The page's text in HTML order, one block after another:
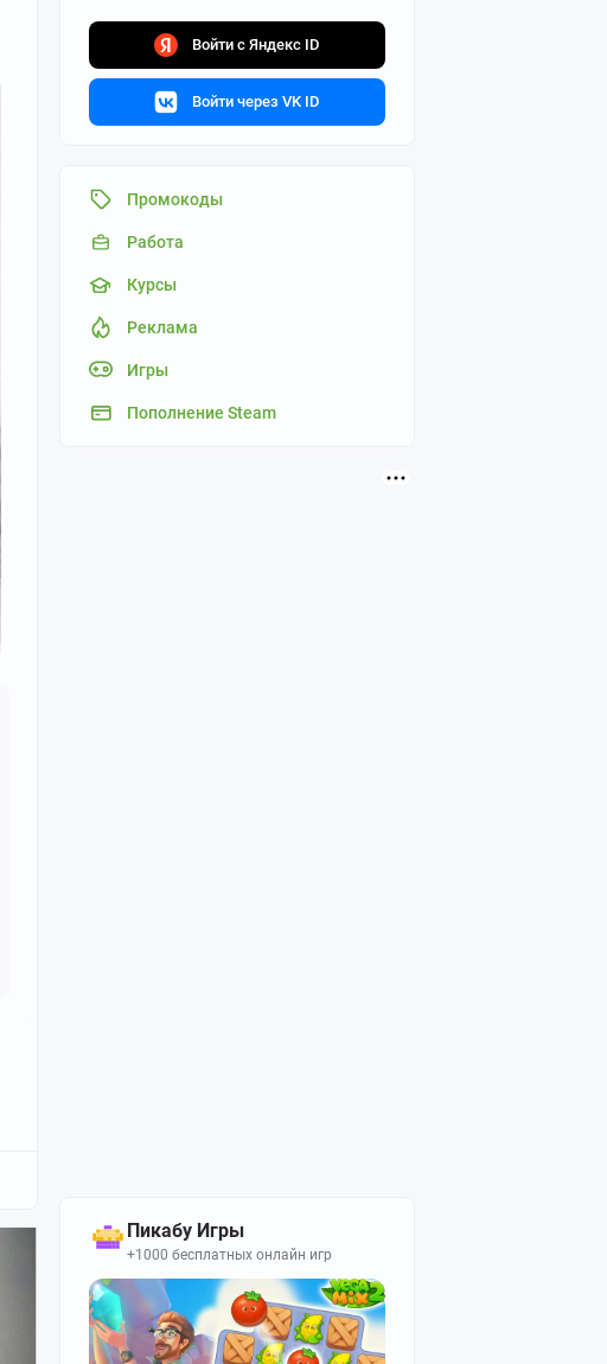
Войти с Яндекс ID
Войти через VK ID
Промокоды
Работа
Курсы
Реклама
Игры
Пополнение Steam
Пикабу Игры
+1000 бесплатных онлайн игр